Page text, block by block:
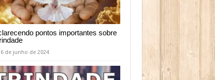
pontos importantes sobre
de junho de 2024